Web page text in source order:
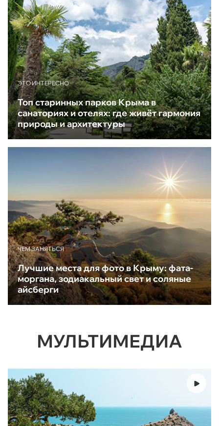
ЭТО ИНТЕРЕСНО
Топ старинных парков Крыма в
санаториях и отелях: где живёт гармония
природы и архитектуры
ЧЕМ ЗАНЯТЬСЯ
Лучшие места для фото в Крыму: фата-
моргана, зодиакальный свет и соляные
айсберги
МУЛЬТИМЕДИА